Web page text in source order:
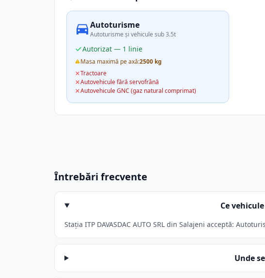
Autoturisme
Autoturisme și vehicule sub 3.5t
Autorizat — 1 linie
Masa maximă pe axă:2500 kg
Tractoare
Autovehicule fără servofrână
Autovehicule GNC (gaz natural comprimat)
Întrebări frecvente
Ce
Stația ITP DAVASDAC AUTO SRL din Salajeni acceptă:
Unde